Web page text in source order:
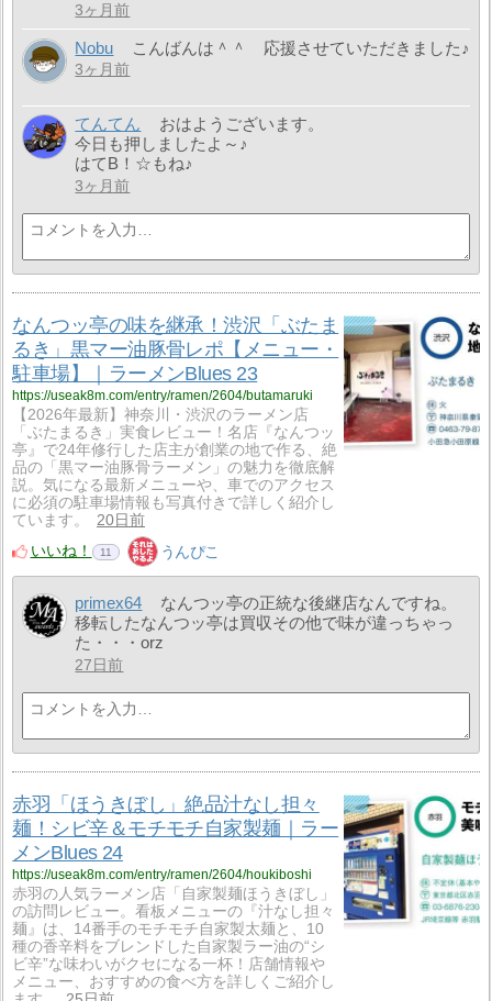
3ヶ月前
Nobu こんばんは＾＾ 応援させていただきました♪
3ヶ月前
てんてん
おはようございます。
今日も押しましたよ～♪
はてB！☆もね♪
3ヶ月前
なんつッ亭の味を継承！渋沢「ぶたま
るき」黒マー油豚骨レポ【メニュー・
駐車場】｜ラーメンBlues 23
https://useak8m.com/entry/ramen/2604/butamaruki
【2026年最新】神奈川・渋沢のラーメン店
「ぶたまるき」実食レビュー！名店『なんつッ
亭』で24年修行した店主が創業の地で作る、絶
品の「黒マー油豚骨ラーメン」の魅力を徹底解
説。気になる最新メニューや、車でのアクセス
に必須の駐車場情報も写真付きで詳しく紹介し
ています。
20日前
いいね！
11 うんぴこ
primex64
なんつッ亭の正統な後継店なんですね。
移転したなんつッ亭は買収その他で味が違っちゃっ
た・・・orz
27日前
赤羽「ほうきぼし」絶品汁なし担々
麺！シビ辛＆モチモチ自家製麺｜ラー
メンBlues 24
https://useak8m.com/entry/ramen/2604/houkiboshi
赤羽の人気ラーメン店「自家製麺ほうきぼし」
の訪問レビュー。看板メニューの『汁なし担々
麺』は、14番手のモチモチ自家製太麺と、10
種の香辛料をブレンドした自家製ラー油の“シ
ビ辛”な味わいがクセになる一杯！店舗情報や
メニュー、おすすめの食べ方を詳しくご紹介し